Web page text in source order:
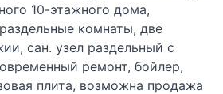
10-этажного дома,
комнаты, две
сан. узел раздельный с
ремонт, бойлер,
плита, возможна продажа